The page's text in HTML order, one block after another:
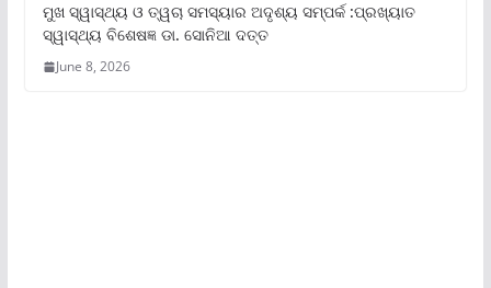
ମୁଖ ସ୍ୱାସ୍ଥ୍ୟ ଓ ତ୍ୱଚା ସମସ୍ୟାର ଅଦୃଶ୍ୟ ସମ୍ପର୍କ :ପ୍ରଖ୍ୟାତ
ସ୍ୱାସ୍ଥ୍ୟ ବିଶେଷଜ୍ଞ ଡା. ସୋନିଆ ଦତ୍ତ
June 8, 2026